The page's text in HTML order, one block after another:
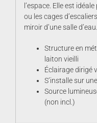
l’espace. Elle est
ou les cages
miroir d’une salle d’eau.
Structure en
laiton vieilli
Éclairage dirigé
S’installe sur
Source
(non incl.)